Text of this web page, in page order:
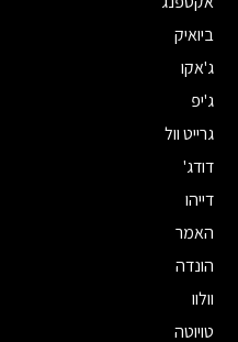
ביואיק
ג'אקו
ג'יפ
גרייט וול
דודג'
דייהו
האמר
הונדה
וולוו
טויוטה